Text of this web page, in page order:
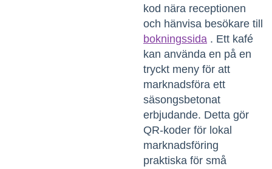
kod nära receptionen
och hänvisa besökare till
bokningssida . Ett kafé
kan använda en på en
tryckt meny för att
marknadsföra ett
säsongsbetonat
erbjudande. Detta gör
QR-koder för lokal
marknadsföring
praktiska för små